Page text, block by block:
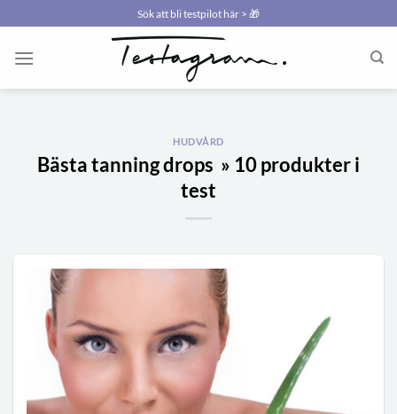
to
content
Sök att bli testpilot här > 🎁
HUDVÅRD
Bästa tanning drops » 10 produkter i
test